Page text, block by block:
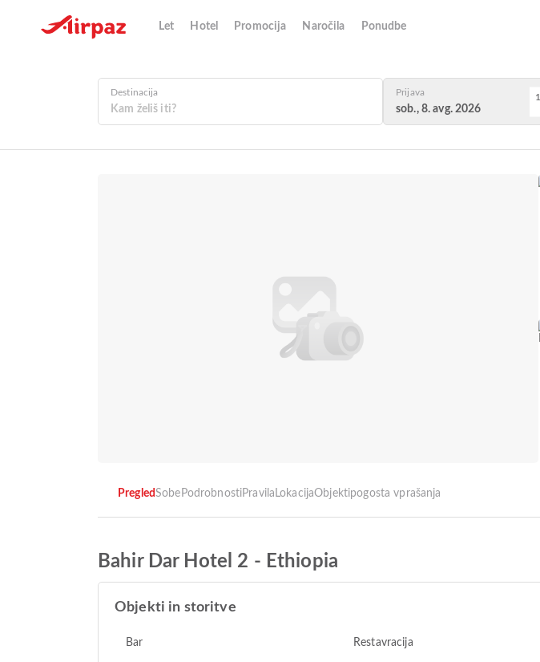
Let Hotel Promocija Naročila Ponudbe
Destinacija Prijava
sob., 8. avg. 2026
1
PregledSobe PodrobnostiPravila LokacijaObjektipogosta vprašanja
Bahir Dar Hotel 2 - Ethiopia
Objekti in storitve
Bar Restavracija